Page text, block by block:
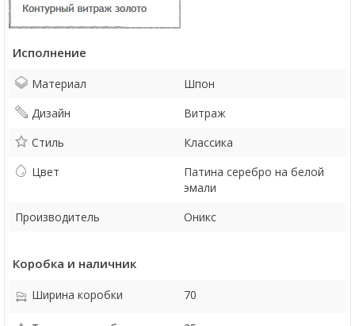
Исполнение
Материал
Шпон
Дизайн
Витраж
Стиль
Классика
Цвет
Патина серебро на белой
эмали
Производитель
Оникс
Коробка и наличник
Ширина коробки 70